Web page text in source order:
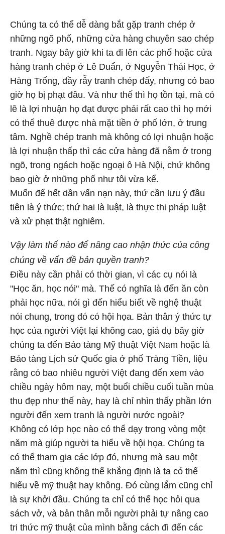
Chúng ta có thể dễ dàng bắt gặp tranh chép ở
những ngõ phố, những cửa hàng chuyên sao chép
tranh. Ngay bây giờ khi ta đi lên các phố hoặc cửa
hàng tranh chép ở Lê Duẩn, ở Nguyễn Thái Học, ở
Hàng Trống, đầy rẫy tranh chép đấy, nhưng có bao
giờ họ bị phạt đâu. Và như thế thì họ tồn tại, mà có
lẽ là lợi nhuận họ đạt được phải rất cao thì họ mới
có thể thuê được nhà mặt tiền ở phố lớn, ở trung
tâm. Nghề chép tranh mà không có lợi nhuận hoặc
là lợi nhuận thấp thì các cửa hàng đã nằm ở trong
ngõ, trong ngách hoặc ngoại ô Hà Nội, chứ không
bao giờ ở những phố như tôi vừa kể.
Muốn để hết dần vấn nạn này, thứ cần lưu ý đầu
tiên là ý thức; thứ hai là luật, là thực thi pháp luật
và xử phạt thật nghiêm.
Vậy làm thế nào để nâng cao nhận thức của công
chúng về vấn đề bản quyền tranh?
Điều này cần phải có thời gian, vì các cụ nói là
"Học ăn, học nói" mà. Thế có nghĩa là đến ăn còn
phải học nữa, nói gì đến hiểu biết về nghệ thuật
nói chung, trong đó có hội họa. Bản thân ý thức tự
học của người Việt lại không cao, giả dụ bây giờ
chúng ta đến Bảo tàng Mỹ thuật Việt Nam hoặc là
Bảo tàng Lịch sử Quốc gia ở phố Tràng Tiền, liệu
rằng có bao nhiêu người Việt đang đến xem vào
chiều ngày hôm nay, một buổi chiều cuối tuần mùa
thu đẹp như thế này, hay là chỉ nhìn thấy phần lớn
người đến xem tranh là người nước ngoài?
Không có lớp học nào có thể dạy trong vòng một
năm mà giúp người ta hiểu về hội họa. Chúng ta
có thể tham gia các lớp đó, nhưng mà sau một
năm thì cũng không thể khẳng định là ta có thể
hiểu về mỹ thuật hay không. Đó cùng lắm cũng chỉ
là sự khởi đầu. Chúng ta chỉ có thể học hỏi qua
sách vở, và bản thân mỗi người phải tự nâng cao
tri thức mỹ thuật của mình bằng cách đi đến các